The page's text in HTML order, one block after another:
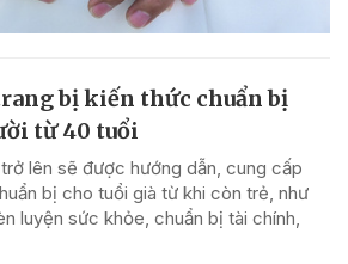
bị kiến thức chuẩn bị
từ 40 tuổi
lên sẽ được hướng dẫn, cung cấp
bị cho tuổi già từ khi còn trẻ, như
luyện sức khỏe, chuẩn bị tài chính,